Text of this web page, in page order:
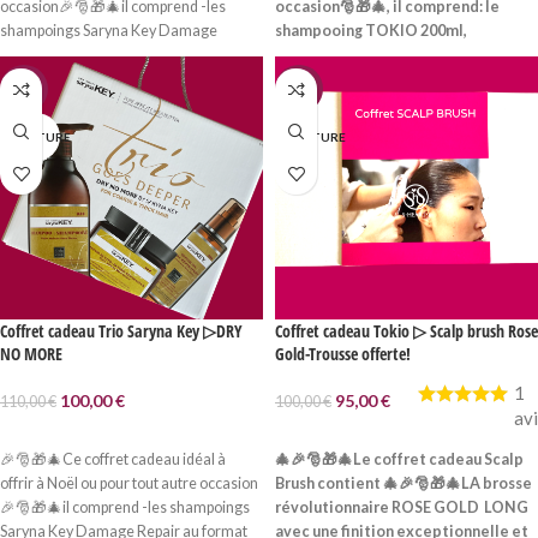
occasion🎉🎅🎁🎄il comprend -les
shampoings Saryna Key Damage
Repair LIGHT au format 500ml, -le
masque Saryna Key au beurre de Karité
LIGHT en 500ml, -L'huile Saryna Key au
format 105ml. Le tout dans un
magnifique coffret avec un joli
cordon prêt à mettre directement
sous le sapin 🎁🎄il fera également
un joli cadeau d'anniversaire!
occasion🎅🎁🎄, il comprend: le
shampooing TOKIO 200ml,
-le traitementTOKIO 200ml,-
l’huile TOKIO 100ml
voyage est offert.
-9%
RUPTURE
Coffret cadeau Trio Saryna Key ▷DRY
NO MORE
110,00€ 100,00€
🎉🎅🎁🎄Ce coffret cadeau idéal à
offrir à Noël ou pour tout autre occasion
🎉🎅🎁🎄il comprend -les shampoings
Saryna Key Damage Repair au format
-5%
EN RUPTURE
Coffret cadeau Tokio ▷ Scalp brush Rose
Gold-Trousse offerte!
100,00€ 95,00€
1
🎄🎉🎅🎁🎄Le coffret cadeau Scalp
Brush contient 🎄🎉🎅🎁🎄LA brosse
révolutionnaire ROSE GOLD LONG
avec une finition exceptionnelle et